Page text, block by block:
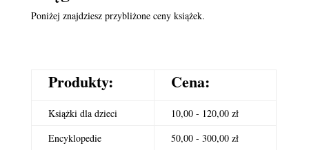
Poniżej znajdziesz przybliżone ceny książek.
Produkty: Cena:
Książki dla dzieci
10,00 - 120,00 zł
Encyklopedie
50,00 - 300,00 zł